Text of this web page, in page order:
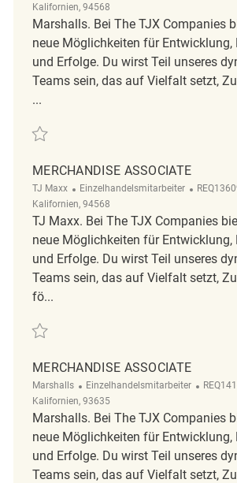
Kalifornien, 94568
Marshalls. Bei The TJX Companies
neue Möglichkeiten für Entwicklung,
und Erfolge. Du wirst Teil unseres
Teams sein, das auf Vielfalt setzt,
...
Retten Merchandise Associate REQ104859
MERCHANDISE ASSOCIATE
TJ Maxx Kategorie
Einzelhandelsmitarbeiter ReqId
Kalifornien, 94568
TJ Maxx. Bei The TJX Companies
neue Möglichkeiten für Entwicklung,
und Erfolge. Du wirst Teil unseres
Teams sein, das auf Vielfalt setzt,
fö...
Retten Merchandise Associate REQ136099
MERCHANDISE ASSOCIATE
Marshalls Kategorie
Einzelhandelsmitarbeiter ReqId
Kalifornien, 93635
Marshalls. Bei The TJX Companies
neue Möglichkeiten für Entwicklung,
und Erfolge. Du wirst Teil unseres
Teams sein, das auf Vielfalt setzt,